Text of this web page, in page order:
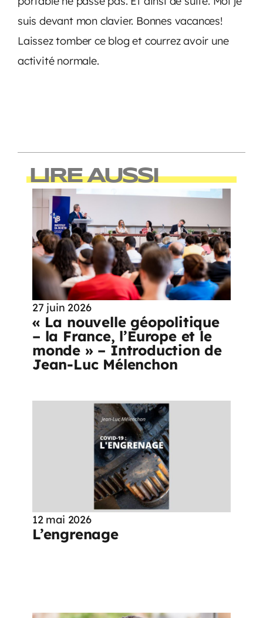
suis devant mon clavier. Bonnes vacances!
Laissez tomber ce blog et courrez avoir une
activité normale.
LIRE AUSSI
27 juin 2026
« La nouvelle géopolitique
– la France, l’Europe et le
monde » – Introduction de
Jean-Luc Mélenchon
12 mai 2026
L’engrenage